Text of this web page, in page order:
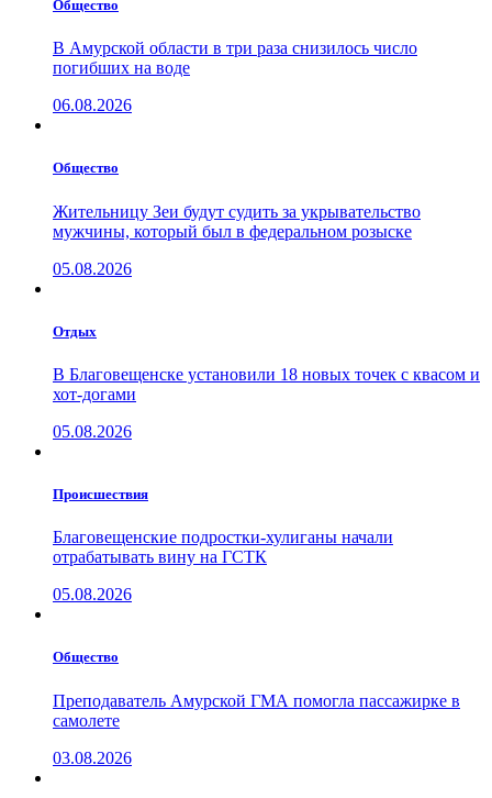
Общество
В Амурской области в три раза снизилось число
погибших на воде
06.08.2026
Общество
Жительницу Зеи будут судить за укрывательство
мужчины, который был в федеральном розыске
05.08.2026
Отдых
В Благовещенске установили 18 новых точек с квасом и
хот-догами
05.08.2026
Проиcшествия
Благовещенские подростки-хулиганы начали
отрабатывать вину на ГСТК
05.08.2026
Общество
Преподаватель Амурской ГМА помогла пассажирке в
самолете
03.08.2026